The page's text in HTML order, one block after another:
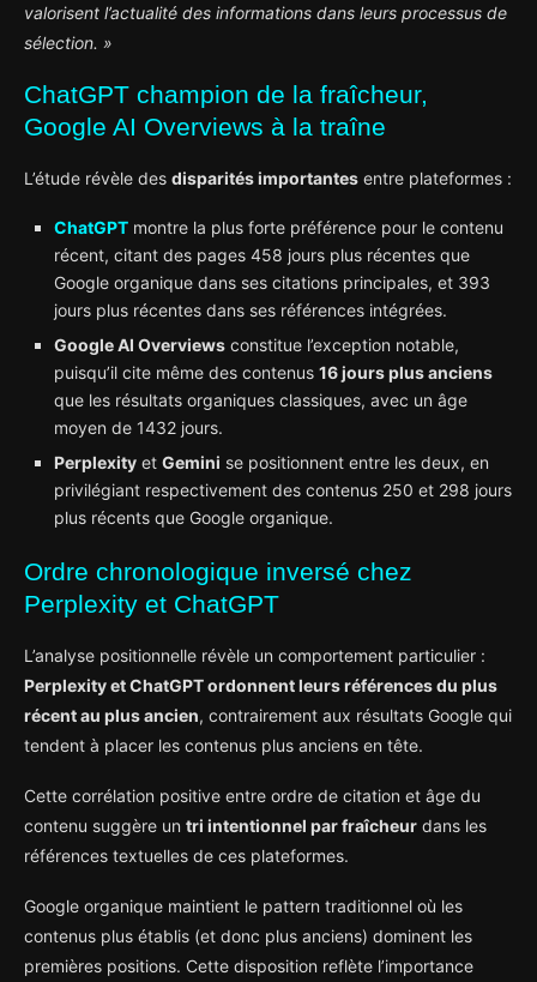
valorisent l’actualité des informations dans leurs processus de
sélection. »
ChatGPT champion de la fraîcheur,
Google AI Overviews à la traîne
L’étude révèle des disparités importantes entre plateformes :
ChatGPT montre la plus forte préférence pour le contenu
récent, citant des pages 458 jours plus récentes que
Google organique dans ses citations principales, et 393
jours plus récentes dans ses références intégrées.
Google AI Overviews constitue l’exception notable,
puisqu’il cite même des contenus 16 jours plus anciens
que les résultats organiques classiques, avec un âge
moyen de 1432 jours.
Perplexity et Gemini se positionnent entre les deux, en
privilégiant respectivement des contenus 250 et 298 jours
plus récents que Google organique.
Ordre chronologique inversé chez
Perplexity et ChatGPT
L’analyse positionnelle révèle un comportement particulier :
Perplexity et ChatGPT ordonnent leurs références du plus
récent au plus ancien, contrairement aux résultats Google qui
tendent à placer les contenus plus anciens en tête.
Cette corrélation positive entre ordre de citation et âge du
contenu suggère un tri intentionnel par fraîcheur dans les
références textuelles de ces plateformes.
Google organique maintient le pattern traditionnel où les
contenus plus établis (et donc plus anciens) dominent les
premières positions. Cette disposition reflète l’importance